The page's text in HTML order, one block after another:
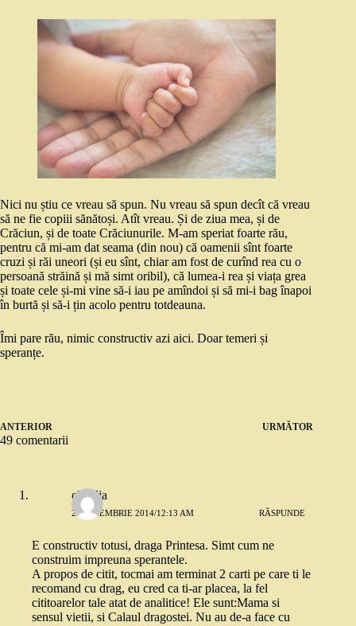
Nici nu știu ce vreau să spun. Nu vreau să spun decît că vreau
să ne fie copiii sănătoși. Atît vreau. Și de ziua mea, și de
Crăciun, și de toate Crăciunurile. M-am speriat foarte rău,
pentru că mi-am dat seama (din nou) că oamenii sînt foarte
cruzi și răi uneori (și eu sînt, chiar am fost de curînd rea cu o
persoană străină și mă simt oribil), că lumea-i rea și viața grea
și toate cele și-mi vine să-i iau pe amîndoi și să mi-i bag înapoi
în burtă și să-i țin acolo pentru totdeauna.
Îmi pare rău, nimic constructiv azi aici. Doar temeri și
speranțe.
ANTERIOR URMĂTOR
49 comentarii
claudia
25 NOIEMBRIE 2014/12:13 AM RĂSPUNDE
E constructiv totusi, draga Printesa. Simt cum ne
construim impreuna sperantele.
A propos de citit, tocmai am terminat 2 carti pe care ti le
recomand cu drag, eu cred ca ti-ar placea, la fel
cititoarelor tale atat de analitice! Ele sunt:Mama si
sensul vietii, si Calaul dragostei. Nu au de-a face cu